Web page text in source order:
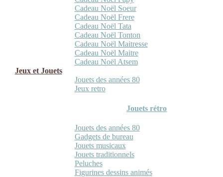
Cadeau Noël Soeur
Cadeau Noël Frere
Cadeau Noël Tata
Cadeau Noël Tonton
Cadeau Noël Maitresse
Cadeau Noël Maitre
Cadeau Noël Atsem
Jeux et Jouets
Jouets des années 80
Jeux retro
Jouets rétro
Jouets des années 80
Gadgets de bureau
Jouets musicaux
Jouets traditionnels
Peluches
Figurines dessins animés